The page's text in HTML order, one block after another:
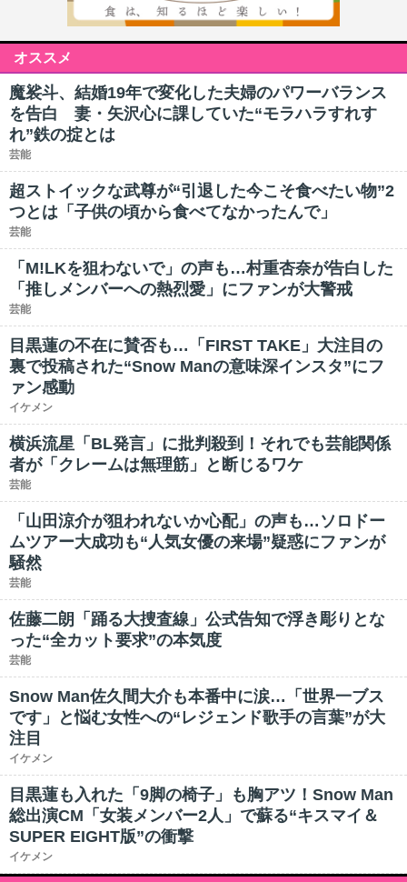
オススメ
魔裟斗、結婚19年で変化した夫婦のパワーバランス
を告白 妻・矢沢心に課していた“モラハラすれす
れ”鉄の掟とは
芸能
超ストイックな武尊が“引退した今こそ食べたい物”2
つとは「子供の頃から食べてなかったんで」
芸能
「M!LKを狙わないで」の声も…村重杏奈が告白した
「推しメンバーへの熱烈愛」にファンが大警戒
芸能
目黒蓮の不在に賛否も…「FIRST TAKE」大注目の
裏で投稿された“Snow Manの意味深インスタ”にフ
ァン感動
イケメン
横浜流星「BL発言」に批判殺到！それでも芸能関係
者が「クレームは無理筋」と断じるワケ
芸能
「山田涼介が狙われないか心配」の声も…ソロドー
ムツアー大成功も“人気女優の来場”疑惑にファンが
騒然
芸能
佐藤二朗「踊る大捜査線」公式告知で浮き彫りとな
った“全カット要求”の本気度
芸能
Snow Man佐久間大介も本番中に涙…「世界一ブス
です」と悩む女性への“レジェンド歌手の言葉”が大
注目
イケメン
目黒蓮も入れた「9脚の椅子」も胸アツ！Snow Man
総出演CM「女装メンバー2人」で蘇る“キスマイ＆
SUPER EIGHT版”の衝撃
イケメン